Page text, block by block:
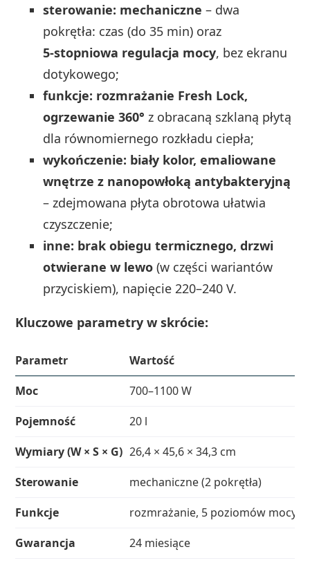
sterowanie: mechaniczne – dwa
pokrętła: czas (do 35 min) oraz
5‑stopniowa regulacja mocy, bez ekranu
dotykowego;
funkcje: rozmrażanie Fresh Lock,
ogrzewanie 360° z obracaną szklaną płytą
dla równomiernego rozkładu ciepła;
wykończenie: biały kolor, emaliowane
wnętrze z nanopowłoką antybakteryjną
– zdejmowana płyta obrotowa ułatwia
czyszczenie;
inne: brak obiegu termicznego, drzwi
otwierane w lewo (w części wariantów
przyciskiem), napięcie 220–240 V.
Kluczowe parametry w skrócie:
Parametr
Wartość
Moc
700–1100 W
Pojemność
20 l
Wymiary (W × S × G) 26,4 × 45,6 × 34,3 cm
Sterowanie
mechaniczne (2 pokrętła)
Funkcje
rozmrażanie, 5 poziomów mocy,
Gwarancja
24 miesiące